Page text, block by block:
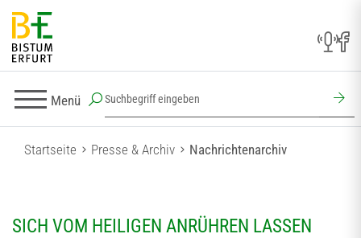
Menü
Startseite Presse & Archiv Nachrichtenarchiv
SICH VOM HEILIGEN ANRÜHREN LASSEN